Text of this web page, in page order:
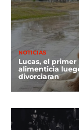
NOTICIAS
Lucas, el
alimenticia
divorciaran